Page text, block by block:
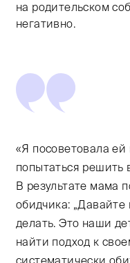
на родительском
негативно.
«Я посоветовала ей
попытаться решить
В результате мама
обидчика:
делать. Это наши
найти подход к
систематически